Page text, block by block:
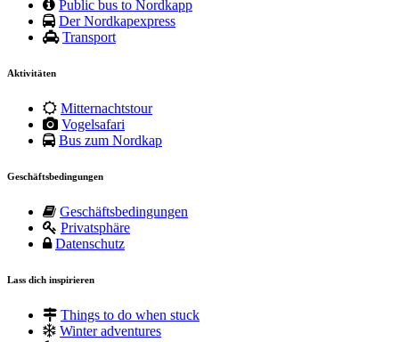
Public bus to Nordkapp
Der Nordkapexpress
Transport
Aktivitäten
Mitternachtstour
Vogelsafari
Bus zum Nordkap
Geschäftsbedingungen
Geschäftsbedingungen
Privatsphäre
Datenschutz
Lass dich inspirieren
Things to do when stuck
Winter adventures